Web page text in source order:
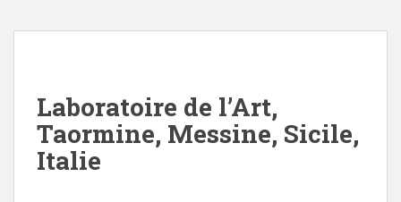
Laboratoire de l’Art,
Taormine, Messine, Sicile,
Italie